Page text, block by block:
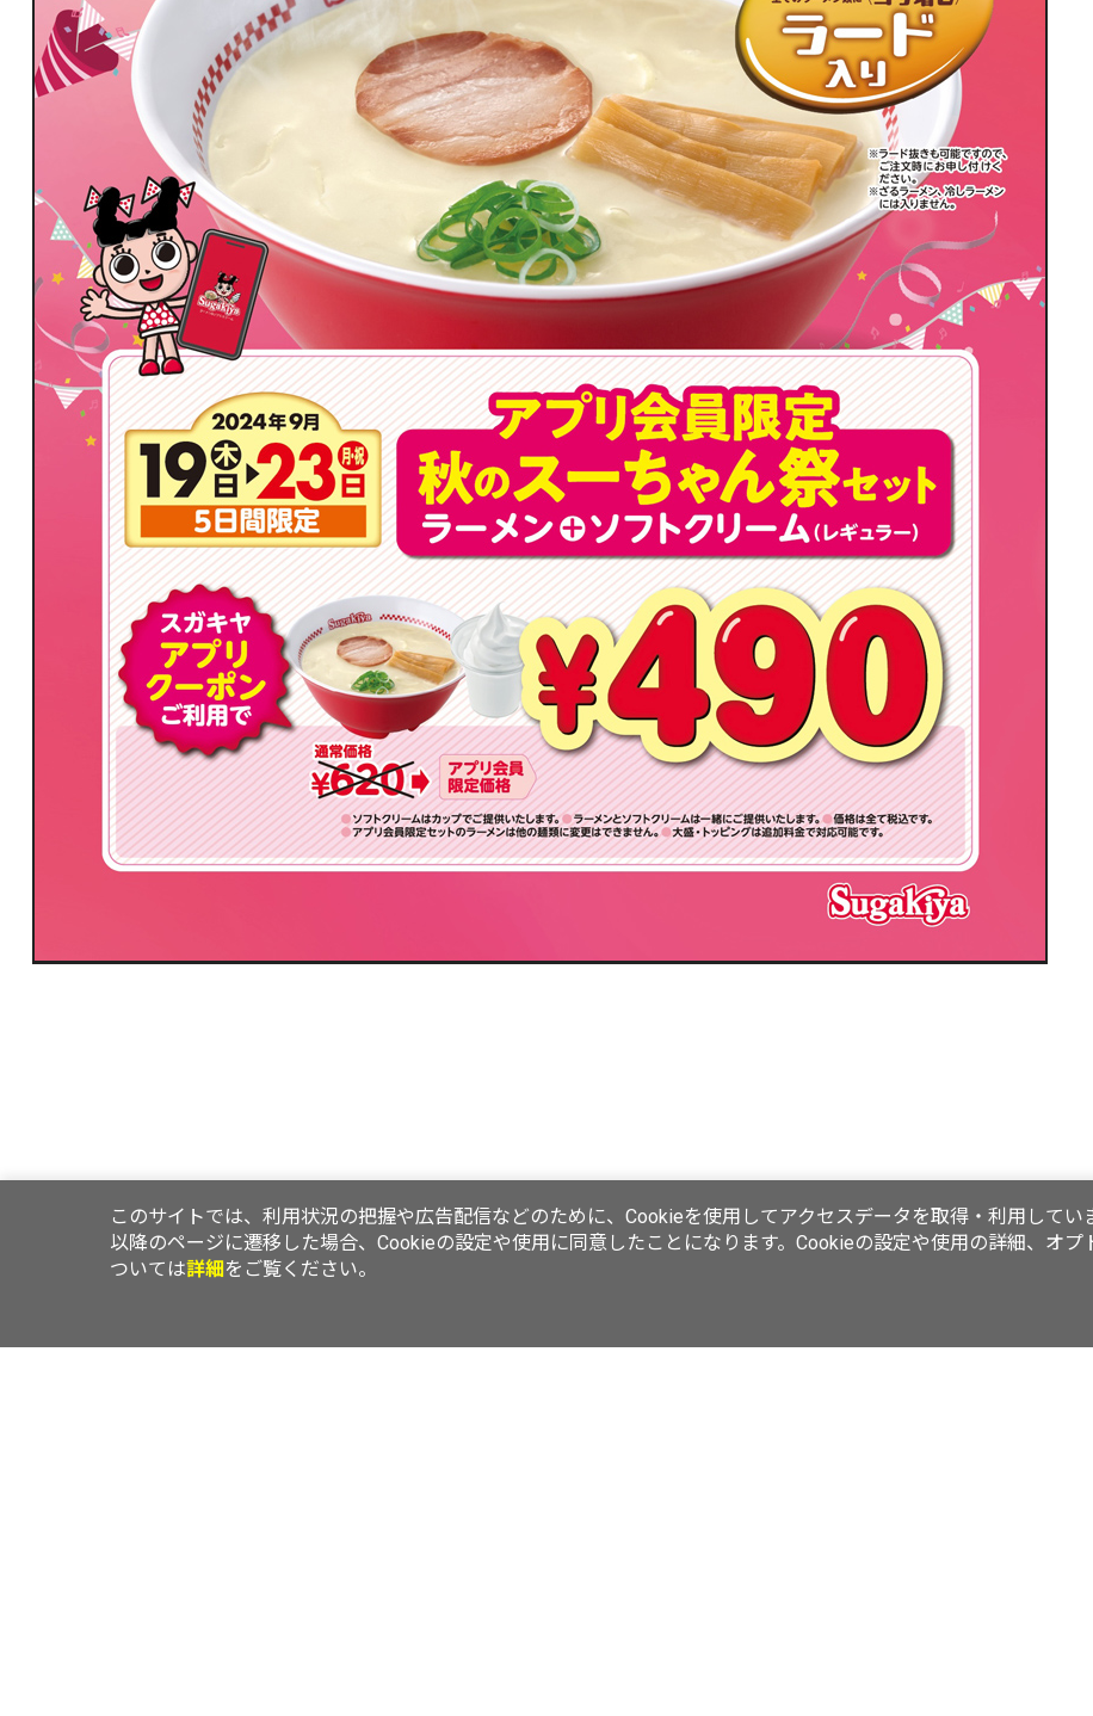
このサイトでは、利用状況の把握や広告配信などのために、Cookieを使用してアクセスデータを取得・利用してい
以降のページに遷移した場合、Cookieの設定や使用に同意したことになります。Cookieの設定や使用の詳細、オプ
ついては詳細をご覧ください。